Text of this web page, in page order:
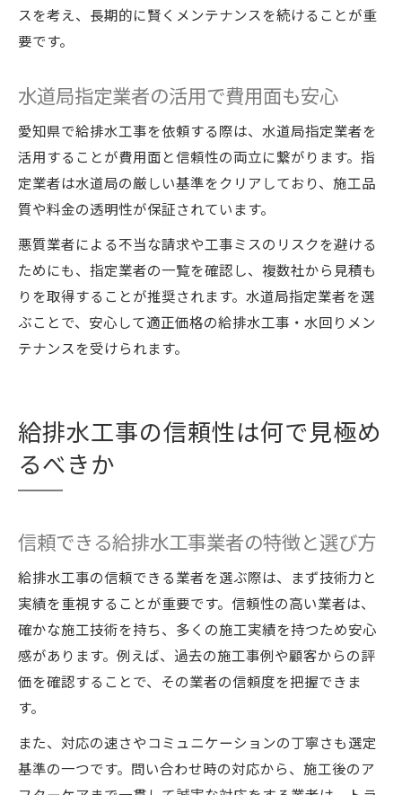
スを考え、長期的に賢くメンテナンスを続けることが重
要です。
水道局指定業者の活用で費用面も安心
愛知県で給排水工事を依頼する際は、水道局指定業者を
活用することが費用面と信頼性の両立に繋がります。指
定業者は水道局の厳しい基準をクリアしており、施工品
質や料金の透明性が保証されています。
悪質業者による不当な請求や工事ミスのリスクを避ける
ためにも、指定業者の一覧を確認し、複数社から見積も
りを取得することが推奨されます。水道局指定業者を選
ぶことで、安心して適正価格の給排水工事・水回りメン
テナンスを受けられます。
給排水工事の信頼性は何で見極め
るべきか
信頼できる給排水工事業者の特徴と選び方
給排水工事の信頼できる業者を選ぶ際は、まず技術力と
実績を重視することが重要です。信頼性の高い業者は、
確かな施工技術を持ち、多くの施工実績を持つため安心
感があります。例えば、過去の施工事例や顧客からの評
価を確認することで、その業者の信頼度を把握できま
す。
また、対応の速さやコミュニケーションの丁寧さも選定
基準の一つです。問い合わせ時の対応から、施工後のア